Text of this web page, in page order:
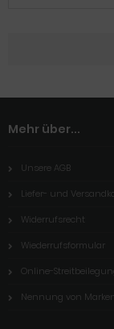
Mehr über...
Unsere AGB
Liefer- und
Widerrufsrecht
Wiederrufsformular
Online-
Nennung von